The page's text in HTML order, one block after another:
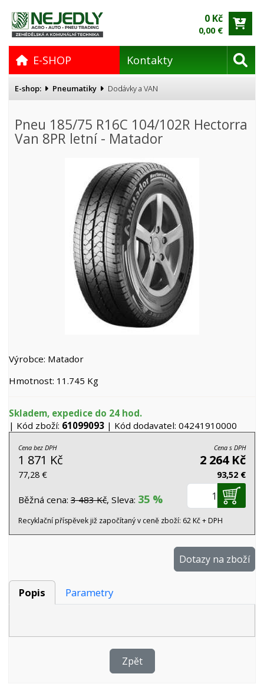
0 Kč
0,00 €
E-SHOP Kontakty
E-shop: Pneumatiky Dodávky a VAN
Pneu 185/75 R16C 104/102R Hectorra
Van 8PR letní - Matador
Výrobce: Matador
Hmotnost: 11.745 Kg
Skladem, expedice do 24 hod.
| Kód zboží: 61099093 | Kód dodavatel: 04241910000
Cena bez DPH
1 871 Kč
77,28 €
Cena s DPH
2 264 Kč
93,52 €
Běžná cena: 3 483 Kč, Sleva: 35 %
Recyklační příspěvek již započítaný v ceně zboží: 62 Kč + DPH
Dotazy na zboží
Popis Parametry
Zpět